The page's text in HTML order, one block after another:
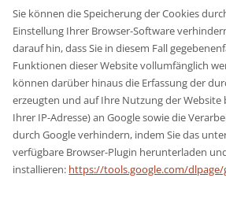
Sie können die Speicherung der Cookies
Einstellung Ihrer Browser-Software
darauf hin, dass Sie in diesem Fall
Funktionen dieser Website vollumfänglich
können darüber hinaus die Erfassung der
erzeugten und auf Ihre Nutzung der Website
Ihrer IP-Adresse) an Google sowie die
durch Google verhindern, indem Sie das
verfügbare Browser-Plugin herunterladen
installieren: https://tools.google.com/